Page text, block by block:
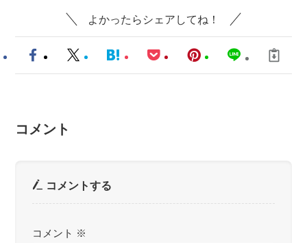
よかったらシェアしてね！
コメント
コメントする
コメント ※